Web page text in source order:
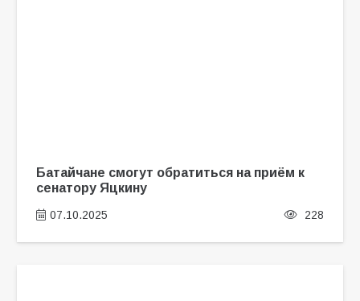
Батайчане смогут обратиться на приём к
сенатору Яцкину
07.10.2025 228